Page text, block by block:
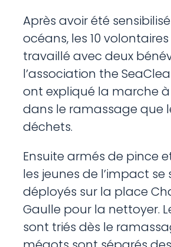
Après avoir été
océans, les 10
travaillé avec deux
l’association the
ont expliqué la marche
dans le ramassage que
déchets.
Ensuite armés de pince
les jeunes de l’impact se
déployés sur la place
Gaulle pour la nettoyer.
sont triés dès le